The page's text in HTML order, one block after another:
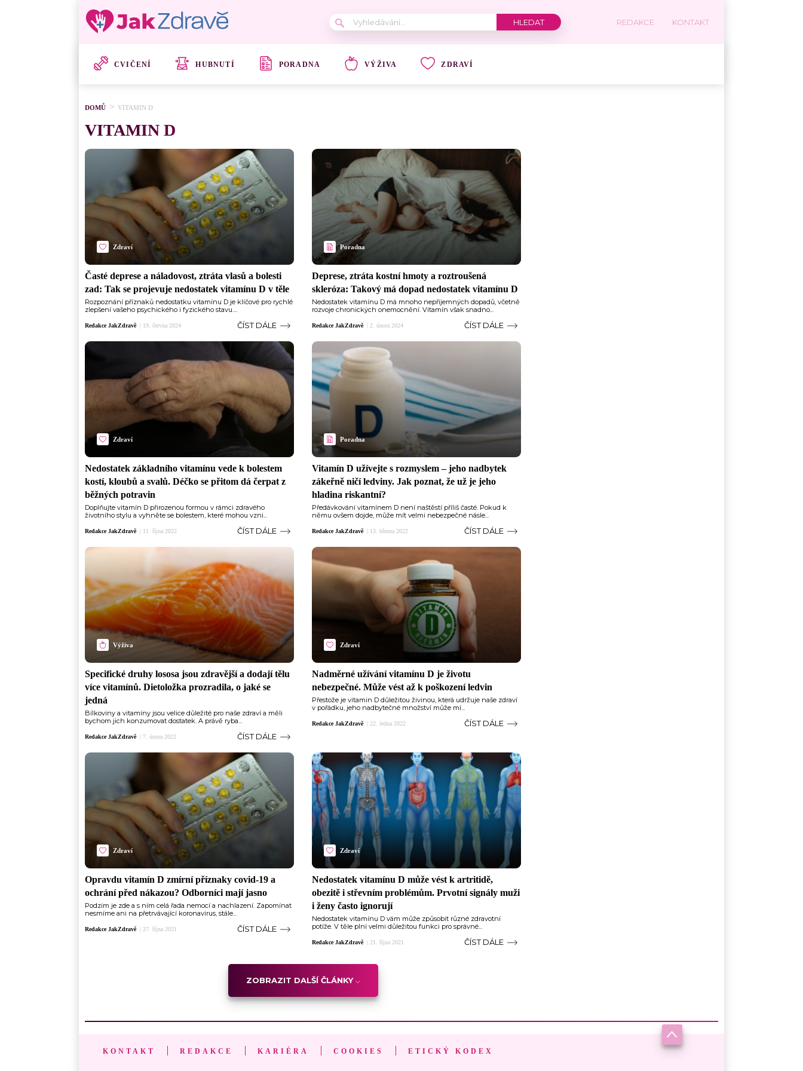
REDAKCE KONTAKT
CVIČENÍ HUBNUTÍ PORADNA VÝŽIVA ZDRAVÍ
DOMŮ VITAMIN D
VITAMIN D
Zdraví
Časté deprese a náladovost, ztráta vlasů a bolesti
zad: Tak se projevuje nedostatek vitamínu D v těle
Rozpoznání příznaků nedostatku vitamínu D je klíčové pro rychlé
zlepšení vašeho psychického i fyzického stavu....
Redakce JakZdravě 19. června 2024 ČÍST DÁLE
Poradna
Deprese, ztráta kostní hmoty a roztroušená
skleróza: Takový má dopad nedostatek vitamínu D
Nedostatek vitamínu D má mnoho nepříjemných dopadů, včetně
rozvoje chronických onemocnění. Vitamín však snadno...
Redakce JakZdravě 2. února 2024 ČÍST DÁLE
Zdraví
Nedostatek základního vitamínu vede k bolestem
kostí, kloubů a svalů. Déčko se přitom dá čerpat z
běžných potravin
Doplňujte vitamín D přirozenou formou v rámci zdravého
životního stylu a vyhněte se bolestem, které mohou vzni...
Redakce JakZdravě 11. října 2022 ČÍST DÁLE
Poradna
Vitamín D užívejte s rozmyslem –⁠ jeho nadbytek
zákeřně ničí ledviny. Jak poznat, že už je jeho
hladina riskantní?
Předávkování vitamínem D není naštěstí příliš časté. Pokud k
němu ovšem dojde, může mít velmi nebezpečné násle...
Redakce JakZdravě 13. března 2022 ČÍST DÁLE
Výživa
Specifické druhy lososa jsou zdravější a dodají tělu
více vitamínů. Dietoložka prozradila, o jaké se
jedná
Bílkoviny a vitamíny jsou velice důležité pro naše zdraví a měli
bychom jich konzumovat dostatek. A právě ryba...
Redakce JakZdravě 7. února 2022 ČÍST DÁLE
Zdraví
Nadměrné užívání vitamínu D je životu
nebezpečné. Může vést až k poškození ledvin
Přestože je vitamin D důležitou živinou, která udržuje naše zdraví
v pořádku, jeho nadbytečné množství může mí...
Redakce JakZdravě 22. ledna 2022 ČÍST DÁLE
Zdraví
Opravdu vitamín D zmírní příznaky covid-19 a
ochrání před nákazou? Odborníci mají jasno
Podzim je zde a s ním celá řada nemocí a nachlazení. Zapomínat
nesmíme ani na přetrvávající koronavirus, stále...
Redakce JakZdravě 27. října 2021 ČÍST DÁLE
Zdraví
Nedostatek vitamínu D může vést k artritidě,
obezitě i střevním problémům. Prvotní signály muži
i ženy často ignorují
Nedostatek vitamínu D vám může způsobit různé zdravotní
potíže. V těle plní velmi důležitou funkci pro správné...
Redakce JakZdravě 21. října 2021 ČÍST DÁLE
ZOBRAZIT DALŠÍ ČLÁNKY
KONTAKT REDAKCE KARIÉRA COOKIES ETICKÝ KODEX